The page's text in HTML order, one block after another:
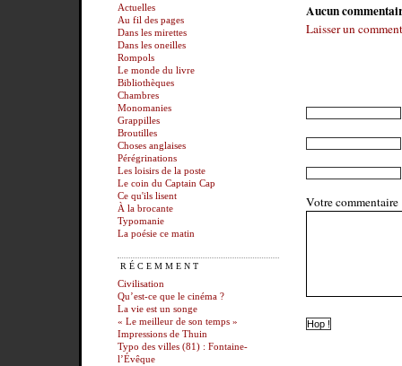
Actuelles
Au fil des pages
Dans les mirettes
Dans les oneilles
Rompols
Le monde du livre
Bibliothèques
Chambres
Monomanies
Grappilles
Broutilles
Choses anglaises
Pérégrinations
Les loisirs de la poste
Le coin du Captain Cap
Ce qu'ils lisent
À la brocante
Typomanie
La poésie ce matin
RÉCEMMENT
Civilisation
Qu’est-ce que le cinéma ?
La vie est un songe
« Le meilleur de son temps »
Impressions de Thuin
Typo des villes (81) : Fontaine-
l’Évêque
Aucun
Laisser un
Votre commentaire